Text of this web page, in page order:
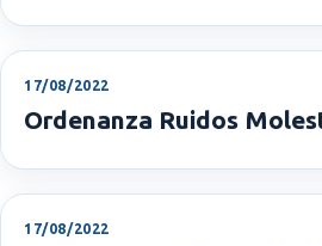
17/08/2022
Ordenanza Ruidos
17/08/2022